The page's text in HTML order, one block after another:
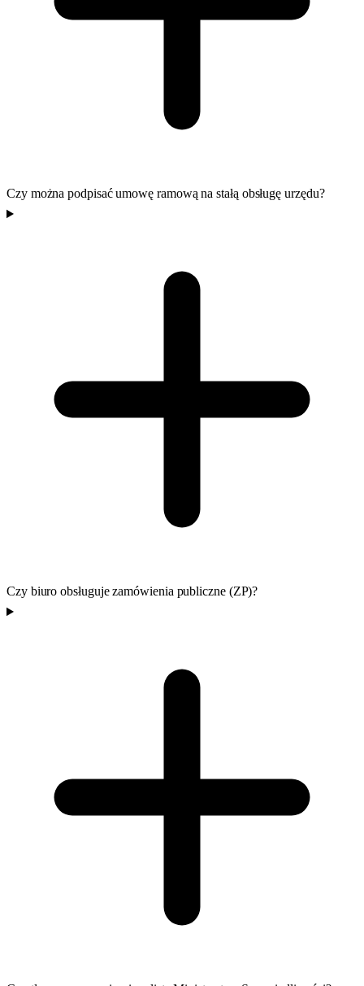
Czy można podpisać umowę ramową na stałą obsługę urzędu?
Czy biuro obsługuje zamówienia publiczne (ZP)?